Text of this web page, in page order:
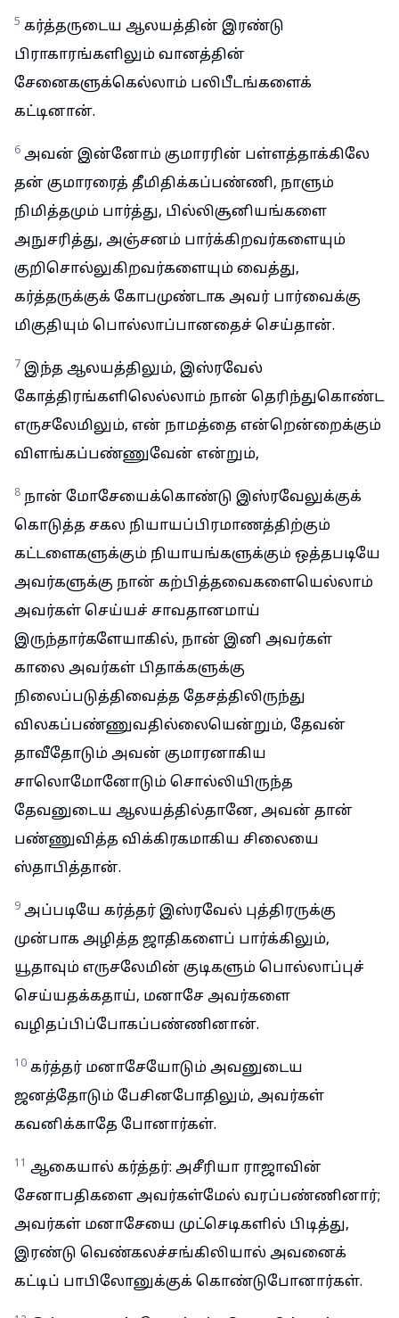
5 கர்த்தருடைய ஆலயத்தின் இரண்டு
பிராகாரங்களிலும் வானத்தின்
சேனைகளுக்கெல்லாம் பலிபீடங்களைக்
கட்டினான்.
6 அவன் இன்னோம் குமாரரின் பள்ளத்தாக்கிலே
தன் குமாரரைத் தீமிதிக்கப்பண்ணி, நாளும்
நிமித்தமும் பார்த்து, பில்லிசூனியங்களை
அநுசரித்து, அஞ்சனம் பார்க்கிறவர்களையும்
குறிசொல்லுகிறவர்களையும் வைத்து,
கர்த்தருக்குக் கோபமுண்டாக அவர் பார்வைக்கு
மிகுதியும் பொல்லாப்பானதைச் செய்தான்.
7 இந்த ஆலயத்திலும், இஸ்ரவேல்
கோத்திரங்களிலெல்லாம் நான் தெரிந்துகொண்ட
எருசலேமிலும், என் நாமத்தை என்றென்றைக்கும்
விளங்கப்பண்ணுவேன் என்றும்,
8 நான் மோசேயைக்கொண்டு இஸ்ரவேலுக்குக்
கொடுத்த சகல நியாயப்பிரமாணத்திற்கும்
கட்டளைகளுக்கும் நியாயங்களுக்கும் ஒத்தபடியே
அவர்களுக்கு நான் கற்பித்தவைகளையெல்லாம்
அவர்கள் செய்யச் சாவதானமாய்
இருந்தார்களேயாகில், நான் இனி அவர்கள்
காலை அவர்கள் பிதாக்களுக்கு
நிலைப்படுத்திவைத்த தேசத்திலிருந்து
விலகப்பண்ணுவதில்லையென்றும், தேவன்
தாவீதோடும் அவன் குமாரனாகிய
சாலொமோனோடும் சொல்லியிருந்த
தேவனுடைய ஆலயத்தில்தானே, அவன் தான்
பண்ணுவித்த விக்கிரகமாகிய சிலையை
ஸ்தாபித்தான்.
9 அப்படியே கர்த்தர் இஸ்ரவேல் புத்திரருக்கு
முன்பாக அழித்த ஜாதிகளைப் பார்க்கிலும்,
யூதாவும் எருசலேமின் குடிகளும் பொல்லாப்புச்
செய்யதக்கதாய், மனாசே அவர்களை
வழிதப்பிப்போகப்பண்ணினான்.
10 கர்த்தர் மனாசேயோடும் அவனுடைய
ஜனத்தோடும் பேசினபோதிலும், அவர்கள்
கவனிக்காதே போனார்கள்.
11 ஆகையால் கர்த்தர்: அசீரியா ராஜாவின்
சேனாபதிகளை அவர்கள்மேல் வரப்பண்ணினார்;
அவர்கள் மனாசேயை முட்செடிகளில் பிடித்து,
இரண்டு வெண்கலச்சங்கிலியால் அவனைக்
கட்டிப் பாபிலோனுக்குக் கொண்டுபோனார்கள்.